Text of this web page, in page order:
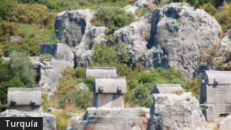
Turquía